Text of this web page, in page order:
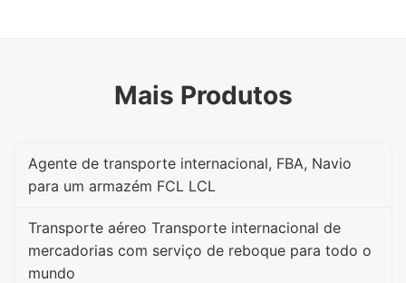
Mais Produtos
Agente de transporte internacional, FBA, Navio
para um armazém FCL LCL
Transporte aéreo Transporte internacional de
mercadorias com serviço de reboque para todo o
mundo